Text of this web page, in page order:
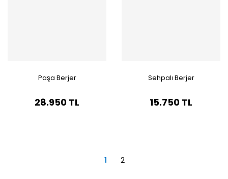
Paşa Berjer
28.950 TL
Sehpalı Berjer
15.750 TL
1 2